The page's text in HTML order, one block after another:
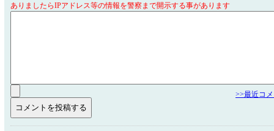
ありましたらIPアドレス等の情報を警察まで開示する事があります
>>最近コ